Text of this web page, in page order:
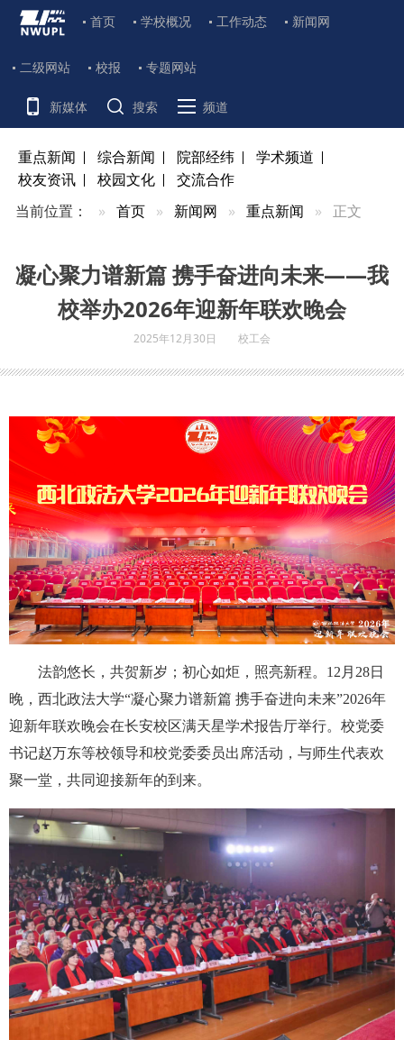
首页 学校概况 工作动态 新闻网
二级网站 校报 专题网站
新媒体 搜索 频道
重点新闻 综合新闻 院部经纬
学术频道
校友资讯
校园文化
交流合作
当前位置：
首页 新闻网 重点新闻 正文
凝心聚力谱新篇 携手奋进向未来——我
校举办2026年迎新年联欢晚会
2025年12月30日 校工会
法韵悠长，共贺新岁；初心如炬，照亮新程。12月28日
晚，西北政法大学“凝心聚力谱新篇 携手奋进向未来”2026年
迎新年联欢晚会在长安校区满天星学术报告厅举行。校党委
书记赵万东等校领导和校党委委员出席活动，与师生代表欢
聚一堂，共同迎接新年的到来。